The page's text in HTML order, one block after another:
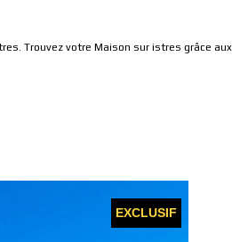
Trouvez votre Maison sur istres grâce
EXCLUSIF